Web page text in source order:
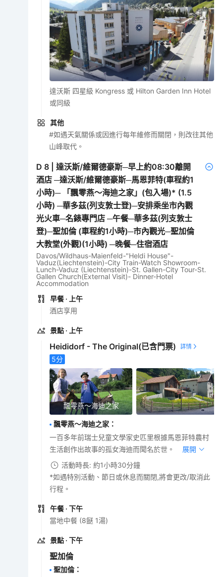
達沃斯 四星級 Kongress 或 Hilton Garden Inn Hotel
或同級
其他
#如遇天氣關係或因進行每年維修而關閉，則改往其他
山峰取代。
D 8 |達沃斯/維爾德豪斯─早上約08:30離開
酒店 ─達沃斯/維爾德豪斯─馬恩菲特(車程約1
小時)─ 「飄零燕～海迪之家」(包入場)* (1.5
小時) ─華多茲(列支敦士登)─安排乘坐市內觀
光火車─名錶專門店 ─午餐─華多茲(列支敦士
登)─聖加倫 (車程約1小時)─市內觀光─聖加倫
大教堂(外觀)(1小時) ─晚餐─住宿酒店
Davos/Wildhaus-Maienfeld-"Heldi House"-
Vaduz(Liechtenstein)-City Train-Watch Showroom-
Lunch-Vaduz (Liechtenstein)-St. Gallen-City Tour-St.
Gallen Church(External Visit)- Dinner-Hotel
Accommodation
早餐 · 上午
酒店享用
景點 · 上午
Heididorf - The Original(已含門票)
5分
飄零燕～海迪之家
飄零燕～海迪之家 ：
一百多年前瑞士兒童文學家史匹里根據馬恩菲特農村
生活創作出故事的孤女海迪而聞名於世。
展開
活動時長: 約1小時30分鐘
*如遇特別活動、節日或休息而關閉,將會更改/取消此
行程。
午餐 · 下午
當地中餐 (8餸 1湯)
景點 · 下午
聖加倫
聖加倫 ：